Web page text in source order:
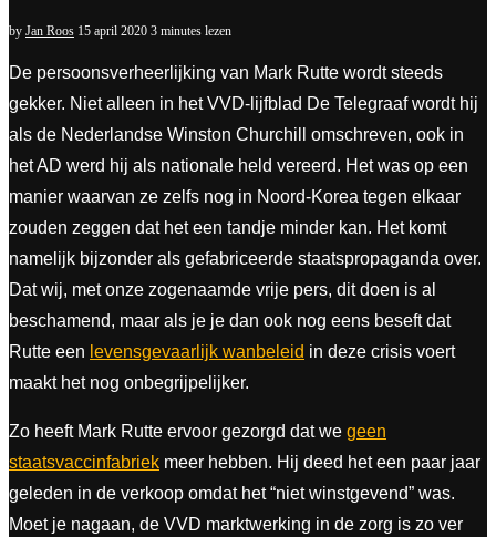
by Jan Roos 15 april 2020 3 minutes lezen
De persoonsverheerlijking van Mark Rutte wordt steeds
gekker. Niet alleen in het VVD-lijfblad De Telegraaf wordt hij
als de Nederlandse Winston Churchill omschreven, ook in
het AD werd hij als nationale held vereerd. Het was op een
manier waarvan ze zelfs nog in Noord-Korea tegen elkaar
zouden zeggen dat het een tandje minder kan. Het komt
namelijk bijzonder als gefabriceerde staatspropaganda over.
Dat wij, met onze zogenaamde vrije pers, dit doen is al
beschamend, maar als je je dan ook nog eens beseft dat
Rutte een levensgevaarlijk wanbeleid in deze crisis voert
maakt het nog onbegrijpelijker.
Zo heeft Mark Rutte ervoor gezorgd dat we geen
staatsvaccinfabriek meer hebben. Hij deed het een paar jaar
geleden in de verkoop omdat het “niet winstgevend” was.
Moet je nagaan, de VVD marktwerking in de zorg is zo ver